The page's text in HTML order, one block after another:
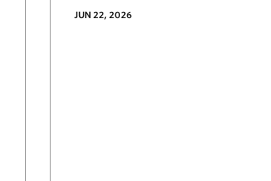
JUN 22, 2026